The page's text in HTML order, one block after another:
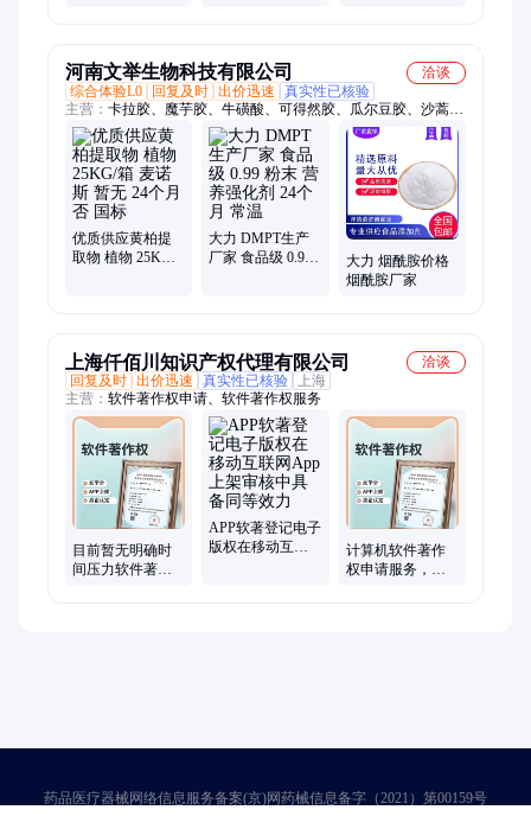
河南文举生物科技有限公司
洽谈
综合体验L0
回复及时 出价迅速
真实性已核验
主营： 卡拉胶、魔芋胶、牛磺酸、可得然胶、瓜尔豆胶、沙蒿子
胶、海藻酸钠、纳他酶素、食用明胶、聚丙烯酸钠、甲基纤维
素、酪蛋白酸钠、普鲁兰多糖、乳酸链球菌素、食品级黄原胶
优质供应黄柏提
取物 植物 25KG/
大力 DMPT生产
厂家 食品级 0.99
大力 烟酰胺价格
烟酰胺厂家
上海仟佰川知识产权代理有限公司
洽谈
回复及时 出价迅速 真实性已核验
上海
主营： 软件著作权申请、软件著作权服务
目前暂无明确时
间压力软件著作
APP软著登记电子
版权在移动互联
计算机软件著作
权申请服务，专
药品医疗器械网络信息服务备案(京)网药械信息备字（2021）第00159号